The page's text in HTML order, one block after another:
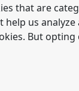
that are
us
But